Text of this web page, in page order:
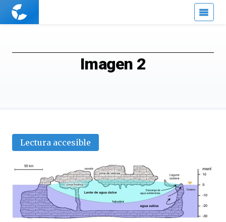
Cuaderno
Imagen 2
Lectura accesible